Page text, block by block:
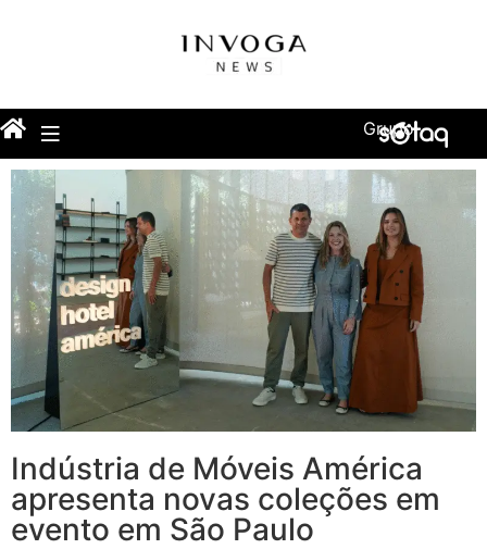
Grupo
Indústria de Móveis América
apresenta novas coleções em
evento em São Paulo